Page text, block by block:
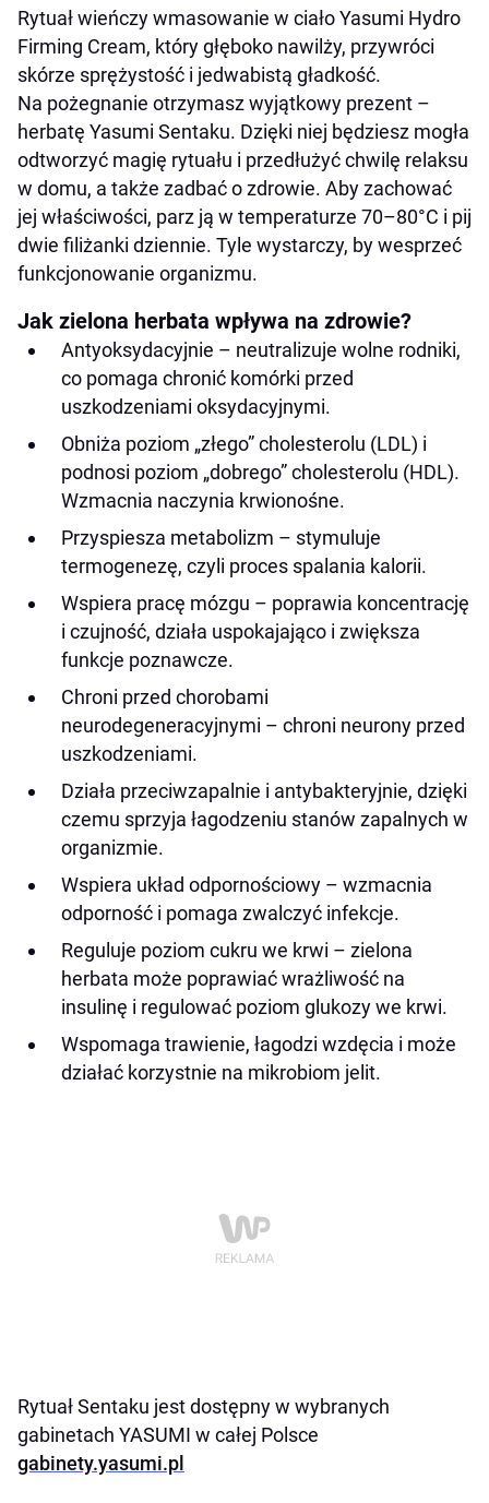
Rytuał wieńczy wmasowanie w ciało Yasumi Hydro
Firming Cream, który głęboko nawilży, przywróci
skórze sprężystość i jedwabistą gładkość.
Na pożegnanie otrzymasz wyjątkowy prezent –
herbatę Yasumi Sentaku. Dzięki niej będziesz mogła
odtworzyć magię rytuału i przedłużyć chwilę relaksu
w domu, a także zadbać o zdrowie. Aby zachować
jej właściwości, parz ją w temperaturze 70–80°C i pij
dwie filiżanki dziennie. Tyle wystarczy, by wesprzeć
funkcjonowanie organizmu.
Jak zielona herbata wpływa na zdrowie?
Antyoksydacyjnie – neutralizuje wolne rodniki,
co pomaga chronić komórki przed
uszkodzeniami oksydacyjnymi.
Obniża poziom „złego” cholesterolu (LDL) i
podnosi poziom „dobrego” cholesterolu (HDL).
Wzmacnia naczynia krwionośne.
Przyspiesza metabolizm – stymuluje
termogenezę, czyli proces spalania kalorii.
Wspiera pracę mózgu – poprawia koncentrację
i czujność, działa uspokajająco i zwiększa
funkcje poznawcze.
Chroni przed chorobami
neurodegeneracyjnymi – chroni neurony przed
uszkodzeniami.
Działa przeciwzapalnie i antybakteryjnie, dzięki
czemu sprzyja łagodzeniu stanów zapalnych w
organizmie.
Wspiera układ odpornościowy – wzmacnia
odporność i pomaga zwalczyć infekcje.
Reguluje poziom cukru we krwi – zielona
herbata może poprawiać wrażliwość na
insulinę i regulować poziom glukozy we krwi.
Wspomaga trawienie, łagodzi wzdęcia i może
działać korzystnie na mikrobiom jelit.
Rytuał Sentaku jest dostępny w wybranych
gabinetach YASUMI w całej Polsce
gabinety.yasumi.pl